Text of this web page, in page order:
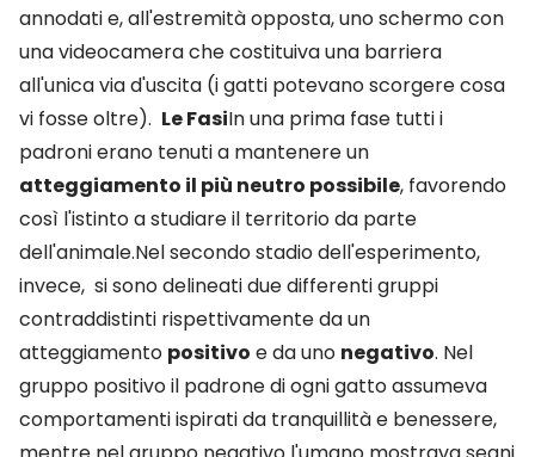
annodati e, all'estremità opposta, uno schermo con
una videocamera che costituiva una barriera
all'unica via d'uscita (i gatti potevano scorgere cosa
vi fosse oltre). Le FasiIn una prima fase tutti i
padroni erano tenuti a mantenere un
atteggiamento il più neutro possibile, favorendo
così l'istinto a studiare il territorio da parte
dell'animale.Nel secondo stadio dell'esperimento,
invece, si sono delineati due differenti gruppi
contraddistinti rispettivamente da un
atteggiamento positivo e da uno negativo. Nel
gruppo positivo il padrone di ogni gatto assumeva
comportamenti ispirati da tranquillità e benessere,